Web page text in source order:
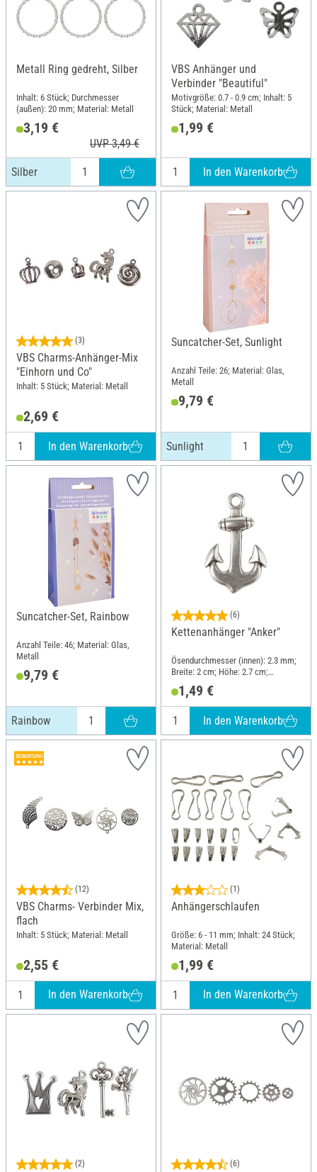
Metall Ring gedreht, Silber
Inhalt: 6 Stück; Durchmesser
(außen): 20 mm; Material: Metall
3,19 €
UVP 3,49 €
Silber
VBS Anhänger und
Verbinder "Beautiful"
Motivgröße: 0.7 - 0.9 cm; Inhalt: 5
Stück; Material: Metall
1,99 €
In den Warenkorb
(3)
VBS Charms-Anhänger-Mix
"Einhorn und Co"
Inhalt: 5 Stück; Material: Metall
2,69 €
In den Warenkorb
Suncatcher-Set, Sunlight
Anzahl Teile: 26; Material: Glas,
Metall
9,79 €
Sunlight
Suncatcher-Set, Rainbow
Anzahl Teile: 46; Material: Glas,
Metall
9,79 €
Rainbow
(6)
Kettenanhänger "Anker"
Ösendurchmesser (innen): 2.3 mm;
Breite: 2 cm; Höhe: 2.7 cm;
1,49 €
In den Warenkorb
(12)
VBS Charms- Verbinder Mix,
flach
Inhalt: 5 Stück; Material: Metall
2,55 €
In den Warenkorb
(1)
Anhängerschlaufen
Größe: 6 - 11 mm; Inhalt: 24 Stück;
Material: Metall
1,99 €
In den Warenkorb
(2) (6)